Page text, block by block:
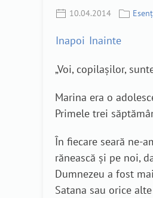
10.04.2014
Inapoi Inainte
„Voi, copilaşilor,
Marina era o
Primele trei
În fiecare seară ne-
rănească și pe noi,
Dumnezeu a fost
Satana sau orice